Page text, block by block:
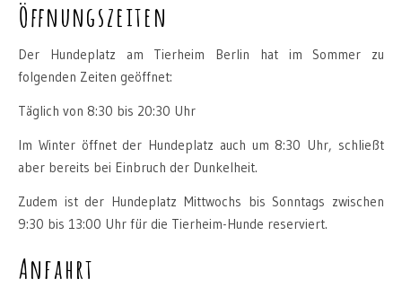
Öffnungszeiten
Der Hundeplatz am Tierheim Berlin hat im Sommer zu
folgenden Zeiten geöffnet:
Täglich von 8:30 bis 20:30 Uhr
Im Winter öffnet der Hundeplatz auch um 8:30 Uhr, schließt
aber bereits bei Einbruch der Dunkelheit.
Zudem ist der Hundeplatz Mittwochs bis Sonntags zwischen
9:30 bis 13:00 Uhr für die Tierheim-Hunde reserviert.
Anfahrt